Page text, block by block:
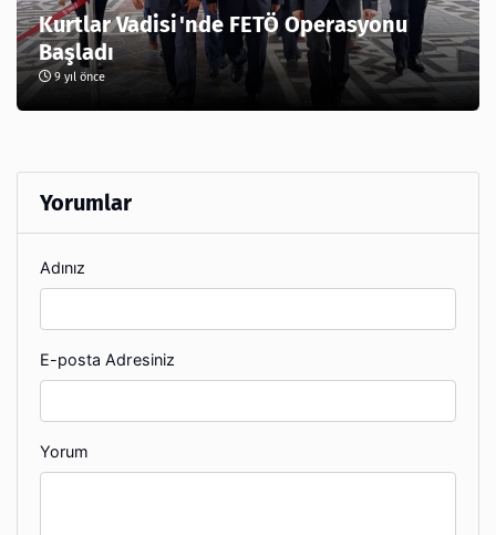
Kurtlar Vadisi'nde FETÖ Operasyonu
Başladı
9 yıl önce
Yorumlar
Adınız
E-posta Adresiniz
Yorum